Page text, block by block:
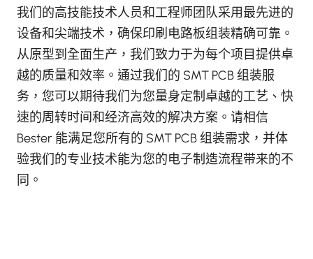
我们的高技能技术人员和工程师团队采用最先进的
设备和尖端技术，确保印刷电路板组装精确可靠。
从原型到全面生产，我们致力于为每个项目提供卓
越的质量和效率。通过我们的 SMT PCB 组装服
务，您可以期待我们为您量身定制卓越的工艺、快
速的周转时间和经济高效的解决方案。请相信
Bester 能满足您所有的 SMT PCB 组装需求，并体
验我们的专业技术能为您的电子制造流程带来的不
同。